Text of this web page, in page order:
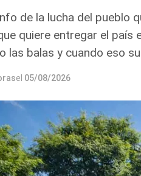
de la lucha del pueblo
quiere entregar el
las balas y cuando eso
el 05/08/2026